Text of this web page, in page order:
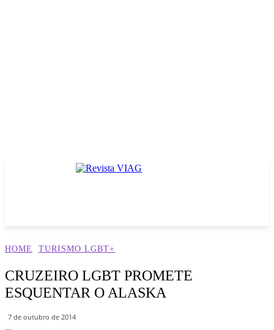
HOME TURISMO LGBT+
CRUZEIRO LGBT PROMETE
ESQUENTAR O ALASKA
7 de outubro de 2014